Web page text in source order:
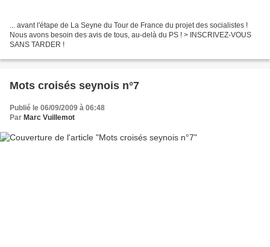
... avant l'étape de La Seyne du Tour de France du projet des socialistes !
Nous avons besoin des avis de tous, au-delà du PS ! > INSCRIVEZ-VOUS
SANS TARDER !
Mots croisés seynois n°7
Publié le 06/09/2009 à 06:48
Par Marc Vuillemot